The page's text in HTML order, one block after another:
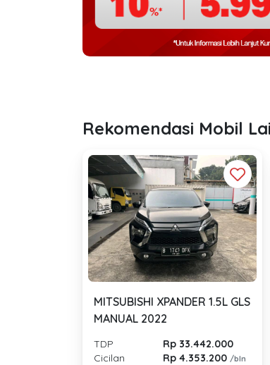
Rekomendasi Mobil
MITSUBISHI XPANDER 1.5L GLS
MANUAL 2022
TDP
Rp 33.442.000
Cicilan
Rp 4.353.200 /bln